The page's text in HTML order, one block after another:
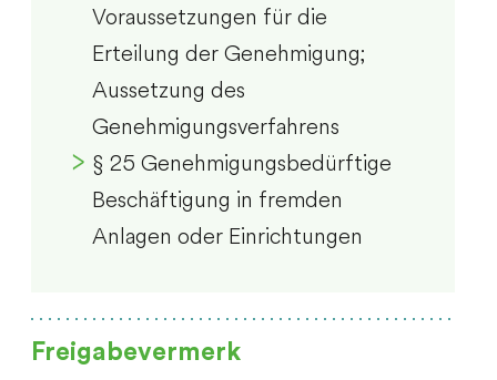
Voraussetzungen für die
Erteilung der Genehmigung;
Aussetzung des
Genehmigungsverfahrens
§ 25 Genehmigungsbedürftige
Beschäftigung in fremden
Anlagen oder Einrichtungen
Freigabevermerk